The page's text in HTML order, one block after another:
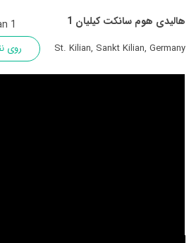
هالیدی هوم سانکت کیلیان 1 1
St. Kilian, Sankt Kilian, Germany روی